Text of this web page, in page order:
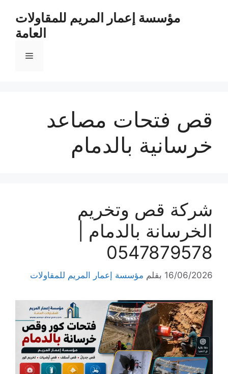
مؤسسة إعمار المريم للمقاولات
العامة
قص فتحات مصاعد
خرسانية بالدمام
شركة قص وتخريم
الخرسانة بالدمام |
0547879578
16/06/2026 بقلم مؤسسة إعمار المريم للمقاولات